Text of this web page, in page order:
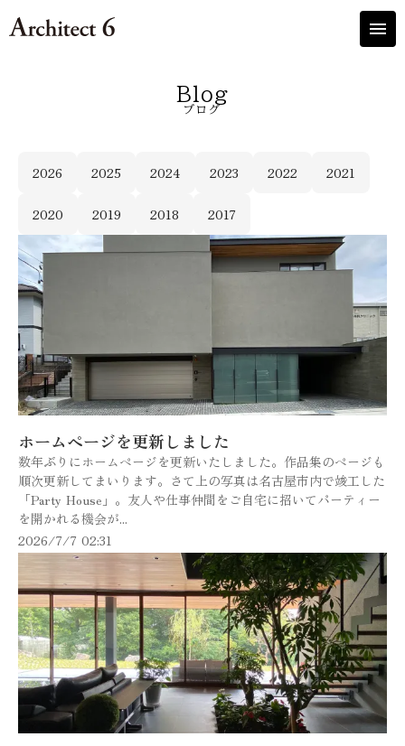
menu
Blog
ブログ
2026 2025 2024 2023 2022 2021
2020 2019 2018 2017
ホームページを更新しました
数年ぶりにホームページを更新いたしました。作品集のページも
順次更新してまいります。さて上の写真は名古屋市内で竣工した
「Party House」。友人や仕事仲間をご自宅に招いてパーティー
を開かれる機会が...
2026/7/7 02:31